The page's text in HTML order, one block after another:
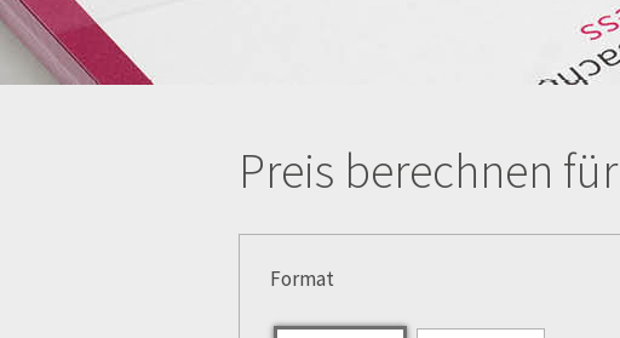
Preis berechnen
Format